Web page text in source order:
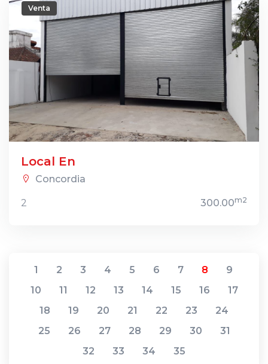
Venta
Local En
Concordia
2 300.00m2
1 2 3 4 5 6 7 8
9
10
11 12 13 14 15 16
17
18
19 20 21 22 23
24
25
26 27 28 29 30
31
32
33 34 35